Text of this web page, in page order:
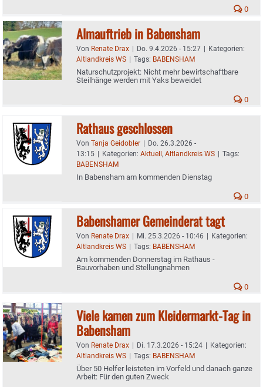
0
Almauftrieb in Babensham
Von Renate Drax | Do. 9.4.2026 - 15:27 | Kategorien:
Altlandkreis WS | Tags: BABENSHAM
Naturschutzprojekt: Nicht mehr bewirtschaftbare
Steilhänge werden mit Yaks beweidet
0
Rathaus geschlossen
Von Tanja Geidobler | Do. 26.3.2026 -
13:15 | Kategorien: Aktuell, Altlandkreis WS | Tags:
BABENSHAM
In Babensham am kommenden Dienstag
0
Babenshamer Gemeinderat tagt
Von Renate Drax | Mi. 25.3.2026 - 10:46 | Kategorien:
Altlandkreis WS | Tags: BABENSHAM
Am kommenden Donnerstag im Rathaus -
Bauvorhaben und Stellungnahmen
0
Viele kamen zum Kleidermarkt-Tag in
Babensham
Von Renate Drax | Di. 17.3.2026 - 15:24 | Kategorien:
Altlandkreis WS | Tags: BABENSHAM
Über 50 Helfer leisteten im Vorfeld und danach ganze
Arbeit: Für den guten Zweck